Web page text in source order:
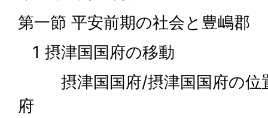
第一節 平安前期の社会と豊嶋郡
1 摂津国国府の移動
摂津国国府/摂津国国府の位
府